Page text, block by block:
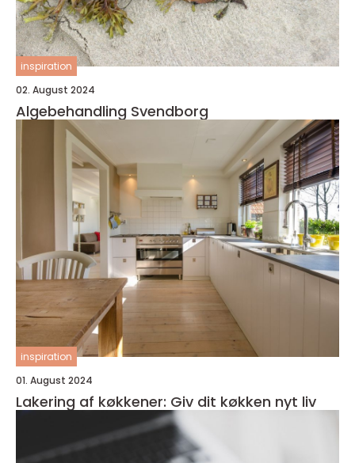
inspiration
02. August 2024
Algebehandling Svendborg
inspiration
01. August 2024
Lakering af køkkener: Giv dit køkken nyt liv